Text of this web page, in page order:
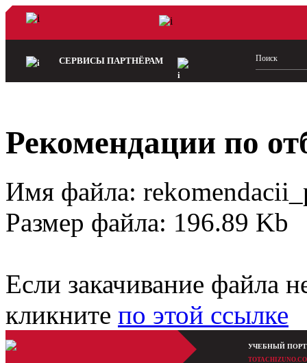
СЕРВИСЫ ПАРТНЁРАМ
Рекомендации по
Имя файла:
Размер файла: 196.89 Kb
Если закачивание файла
кликните по этой ссылке
УЧЕБНЫЙ